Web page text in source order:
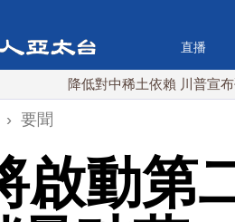
直播
降低對中稀土依賴 川普宣布礦業投資
› 要聞
啟動第